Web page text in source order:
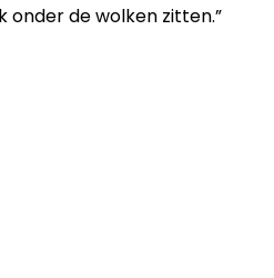
onder de wolken zitten.”